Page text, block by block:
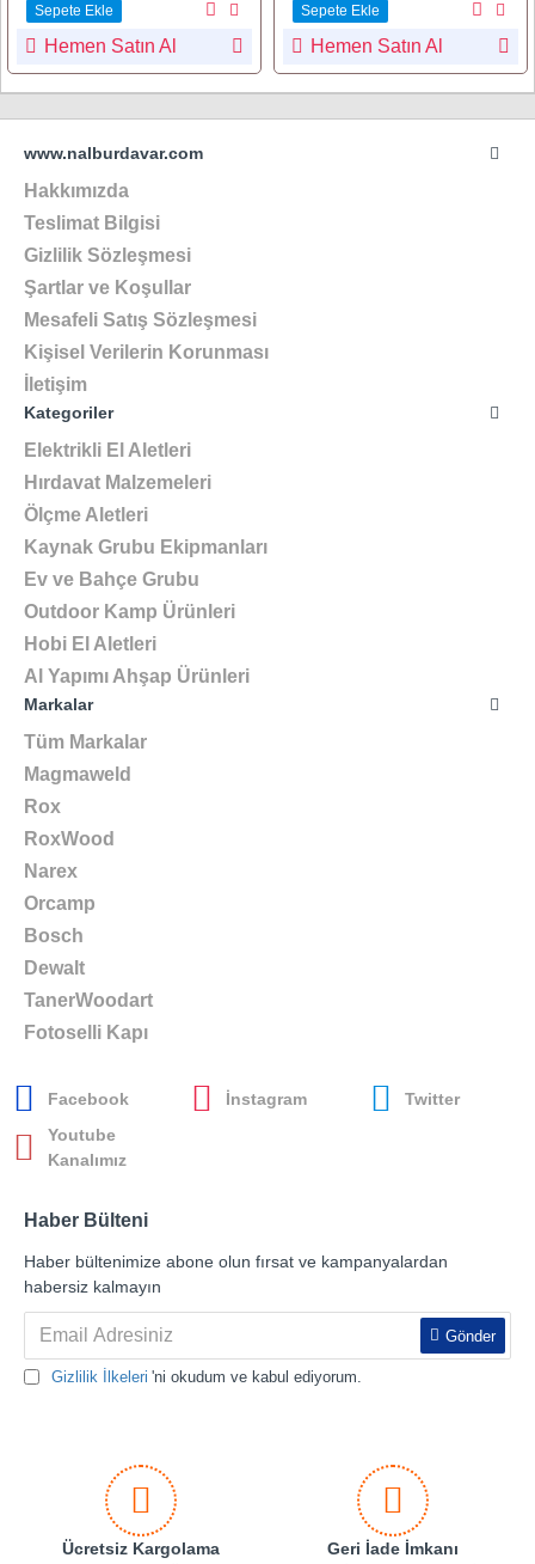
Sepete Ekle
Hemen Satın Al
Sepete Ekle
Hemen Satın Al
www.nalburdavar.com
Hakkımızda
Teslimat Bilgisi
Gizlilik Sözleşmesi
Şartlar ve Koşullar
Mesafeli Satış Sözleşmesi
Kişisel Verilerin Korunması
İletişim
Kategoriler
Elektrikli El Aletleri
Hırdavat Malzemeleri
Ölçme Aletleri
Kaynak Grubu Ekipmanları
Ev ve Bahçe Grubu
Outdoor Kamp Ürünleri
Hobi El Aletleri
Al Yapımı Ahşap Ürünleri
Markalar
Tüm Markalar
Magmaweld
Rox
RoxWood
Narex
Orcamp
Bosch
Dewalt
TanerWoodart
Fotoselli Kapı
Facebook İnstagram
Twitter
Youtube
Kanalımız
Haber Bülteni
Haber bültenimize abone olun fırsat ve kampanyalardan
habersiz kalmayın
Gönder
Gizlilik İlkeleri 'ni okudum ve kabul ediyorum.
Ücretsiz Kargolama Geri İade İmkanı